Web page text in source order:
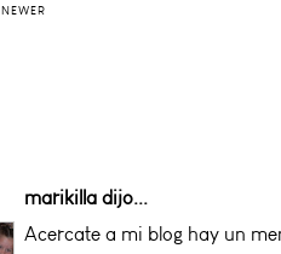
NEWER
marikilla dijo...
Acercate a mi blog hay un